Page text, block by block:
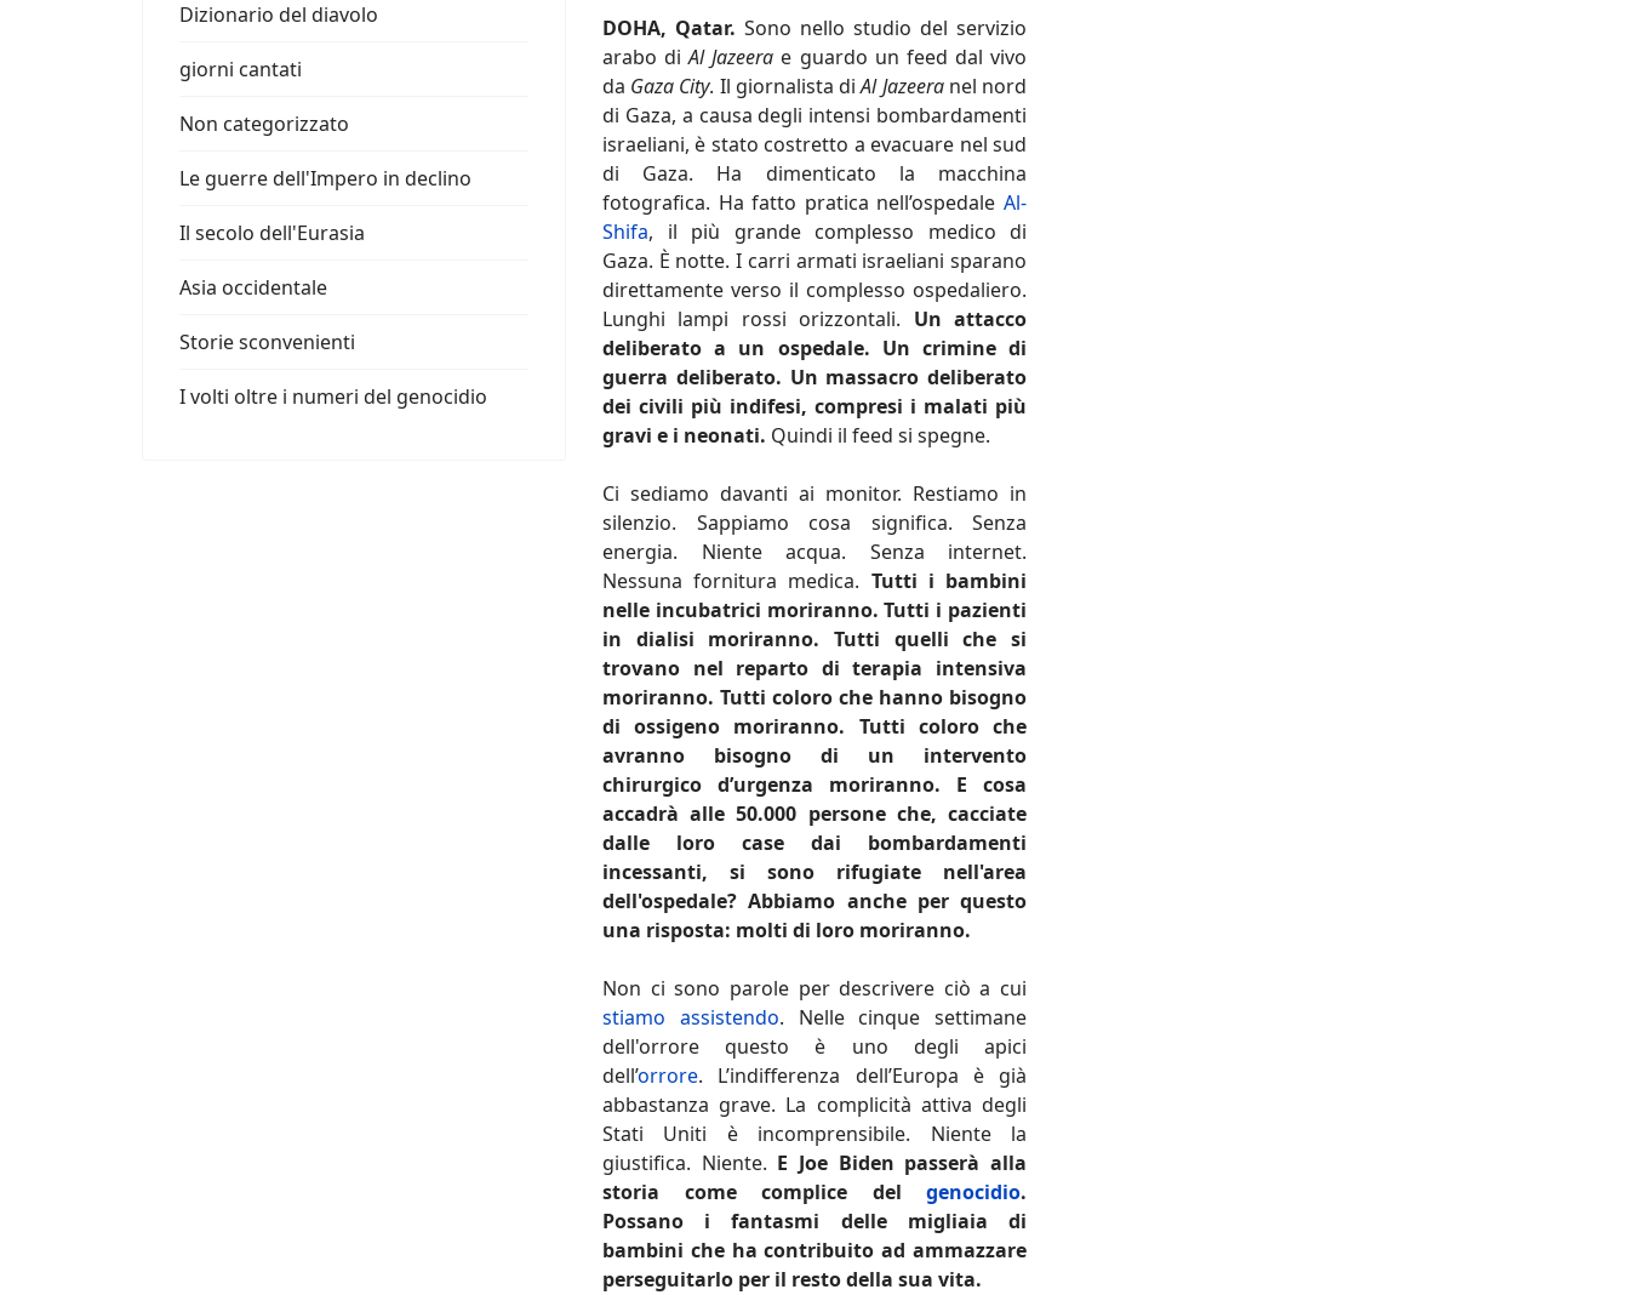
Dizionario del diavolo
giorni cantati
Non categorizzato
Le guerre dell'Impero in declino
Il secolo dell'Eurasia
Asia occidentale
Storie sconvenienti
I volti oltre i numeri del genocidio
DOHA, Qatar. Sono nello studio del servizio
arabo diAl Jazeera e guardo un feed dal vivo
da Gaza City. Il giornalista diAl Jazeeranel nord
di Gaza, a causa degli intensi bombardamenti
israeliani, è stato costretto a evacuare nel sud
di Gaza. Ha dimenticato la macchina
fotografica. Ha fatto pratica nell’ospedale Al-
Shifa, il più grande complesso medico di
Gaza. È notte. I carri armati israeliani sparano
direttamente verso il complesso ospedaliero.
Lunghi lampi rossi orizzontali. Un attacco
deliberato a un ospedale. Un crimine di
guerra deliberato. Un massacro deliberato
dei civili più indifesi, compresi i malati più
gravi e i neonati. Quindi il feed si spegne.
Ci sediamo davanti ai monitor. Restiamo in
silenzio. Sappiamo cosa significa. Senza
energia. Niente acqua. Senza internet.
Nessuna fornitura medica. Tutti i bambini
nelle incubatrici moriranno. Tutti i pazienti
in dialisi moriranno. Tutti quelli che si
trovano nel reparto di terapia intensiva
moriranno. Tutti coloro che hanno bisogno
di ossigeno moriranno. Tutti coloro che
avranno bisogno di un intervento
chirurgico d’urgenza moriranno. E cosa
accadrà alle 50.000 persone che, cacciate
dalle loro case dai bombardamenti
incessanti, si sono rifugiate nell'area
dell'ospedale? Abbiamo anche per questo
una risposta: molti di loro moriranno.
Non ci sono parole per descrivere ciò a cui
stiamo assistendo. Nelle cinque settimane
dell'orrore questo è uno degli apici
dell’orrore. L’indifferenza dell’Europa è già
abbastanza grave. La complicità attiva degli
Stati Uniti è incomprensibile. Niente la
giustifica. Niente. E Joe Biden passerà alla
storia come complice del genocidio.
Possano i fantasmi delle migliaia di
bambini che ha contribuito ad ammazzare
perseguitarlo per il resto della sua vita.